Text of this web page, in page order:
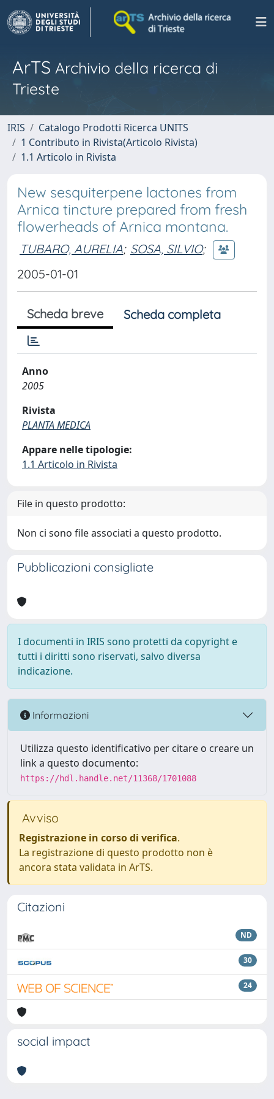
ArTS Archivio della ricerca di
Trieste
IRIS
Catalogo Prodotti Ricerca UNITS
1 Contributo in Rivista(Articolo Rivista)
1.1 Articolo in Rivista
New sesquiterpene lactones from
Arnica tincture prepared from fresh
flowerheads of Arnica montana.
TUBARO, AURELIA; SOSA, SILVIO;
2005-01-01
Scheda breve Scheda completa
Anno
2005
Rivista
PLANTA MEDICA
Appare nelle tipologie:
1.1 Articolo in Rivista
File in questo prodotto:
Non ci sono file associati a questo prodotto.
Pubblicazioni consigliate
I documenti in IRIS sono protetti da copyright e
tutti i diritti sono riservati, salvo diversa
indicazione.
Informazioni
Utilizza questo identificativo per citare o creare un
link a questo documento:
https://hdl.handle.net/11368/1701088
Avviso
Registrazione in corso di verifica.
La registrazione di questo prodotto non è
ancora stata validata in ArTS.
Citazioni
ND
30
24
social impact